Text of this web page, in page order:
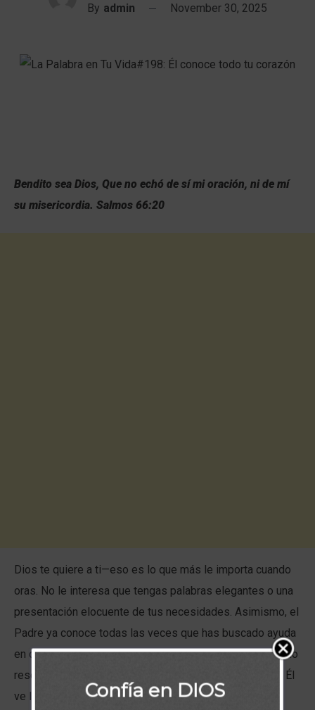
By admin November 30, 2025
Bendito sea Dios, Que no echó de sí mi oración, ni de mí
su misericordia. Salmos 66:20
Dios te quiere a ti—eso es lo que más le importa cuando
oras. No le interesa que tengas palabras elegantes o una
presentación elocuente de tus necesidades. Asimismo, el
Padre ya conoce todas las veces que has buscado ayuda
en otros y los has encontrado deficientes, o has intentado
resolver todo con tus propias fuerzas y no has podido. Él
ve las heridas que te has causado por no acudir a Él
Confía en DIOS